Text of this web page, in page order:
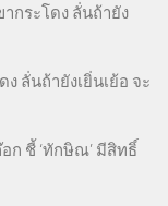
ากระโดง ลั่นถ้ายัง
ง ลั่นถ้ายังเยิ่นเย้อ จะ
อก ชี้ ‘ทักษิณ’ มีสิทธิ์